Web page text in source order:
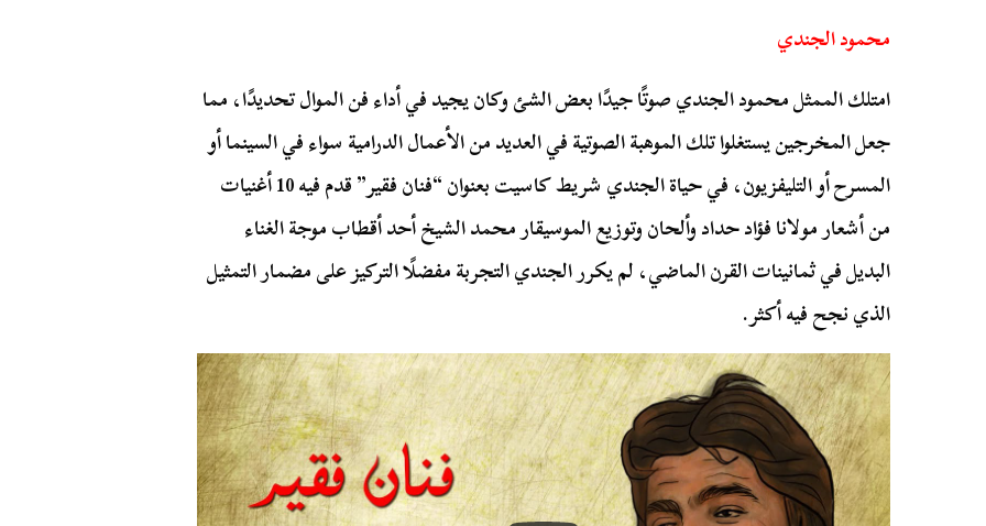
محمود الجندي
امتلك الممثل محمود الجندي صوتًا جيدًا بعض الشئ وكان يجيد في أداء فن الموال تحديدًا، مما
جعل المخرجين يستغلوا تلك الموهبة الصوتية في العديد من الأعمال الدرامية سواء في السينما أو
المسرح أو التليفزيون، في حياة الجندي شريط كاسيت بعنوان “فنان فقير” قدم فيه 10 أغنيات
من أشعار مولانا فؤاد حداد وألحان وتوزيع الموسيقار محمد الشيخ أحد أقطاب موجة الغناء
البديل في ثمانينات القرن الماضي، لم يكرر الجندي التجربة مفضلًا التركيز على مضمار التمثيل
الذي نجح فيه أكثر.